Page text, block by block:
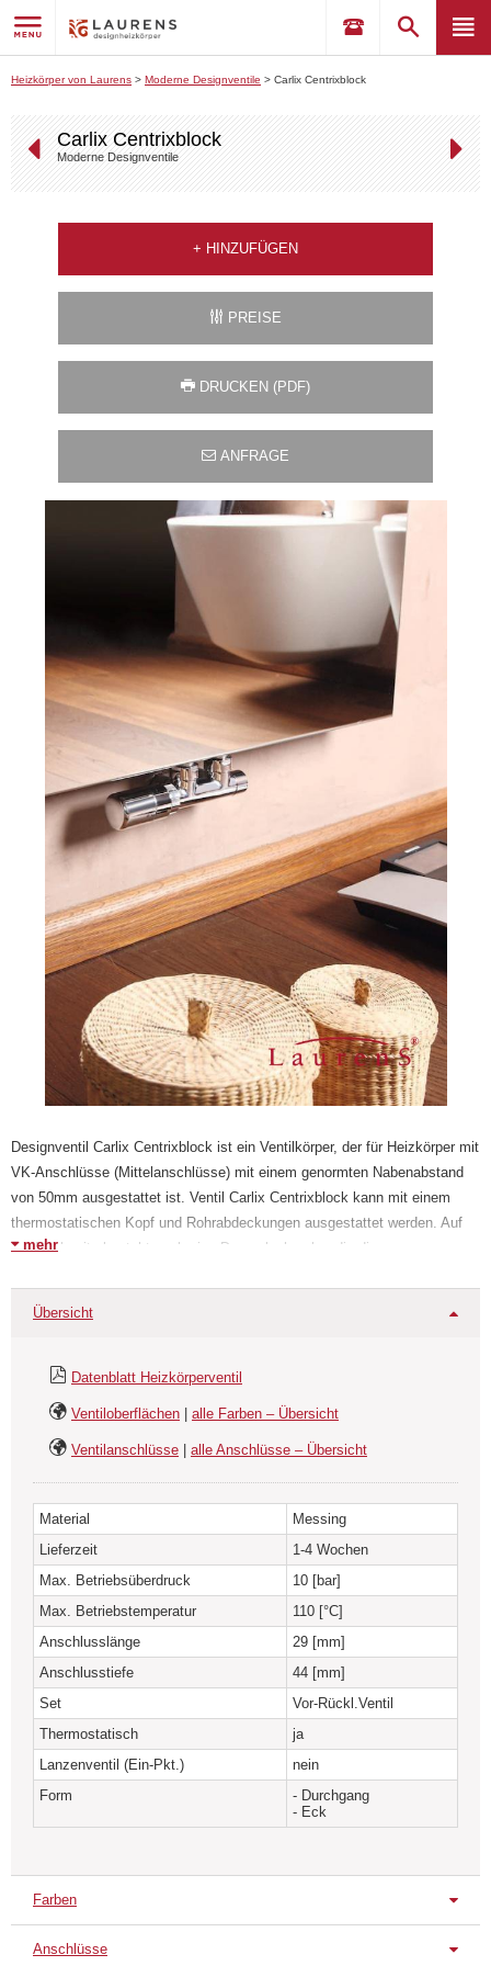
Heizkörper von Laurens > Moderne Designventile > Carlix Centrixblock
Carlix Centrixblock
Moderne Designventile
+ HINZUFÜGEN
PREISE
DRUCKEN (PDF)
ANFRAGE
Designventil Carlix Centrixblock ist ein Ventilkörper, der für Heizkörper mit
VK-Anschlüsse (Mittelanschlüsse) mit einem genormten Nabenabstand
von 50mm ausgestattet ist. Ventil Carlix Centrixblock kann mit einem
thermostatischen Kopf und Rohrabdeckungen ausgestattet werden. Auf
der Rückseite besteht auch eine Drosselschraube, die die
Oberfläche ist verchromt.
mehr
Übersicht
Datenblatt Heizkörperventil
Ventiloberflächen alle Farben – Übersicht
Ventilanschlüsse alle Anschlüsse – Übersicht
Material
Messing
Lieferzeit
1-4 Wochen
Max. Betriebsüberdruck
10 [bar]
Max. Betriebstemperatur
110 [°C]
Anschlusslänge
29 [mm]
Anschlusstiefe
44 [mm]
Set
Vor-Rückl.Ventil
Thermostatisch
ja
Lanzenventil (Ein-Pkt.)
nein
Form
- Durchgang
- Eck
Farben
Anschlüsse